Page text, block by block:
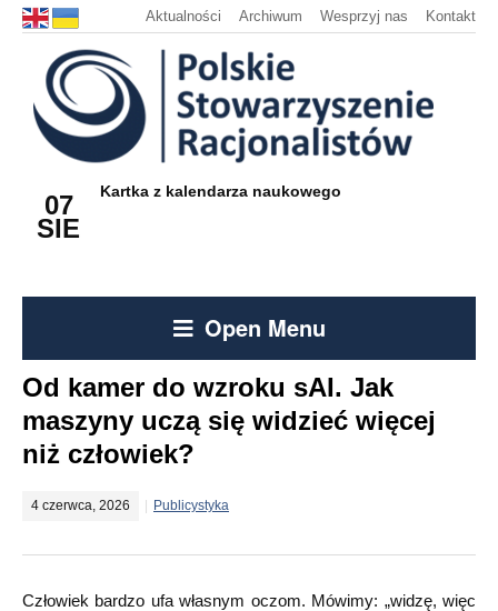
Aktualności Archiwum Wesprzyj nas Kontakt
07
SIE
Kartka z kalendarza naukowego
Open Menu
Od kamer do wzroku sAI. Jak
maszyny uczą się widzieć więcej
niż człowiek?
4 czerwca, 2026 Publicystyka
Człowiek bardzo ufa własnym oczom. Mówimy: „widzę, więc